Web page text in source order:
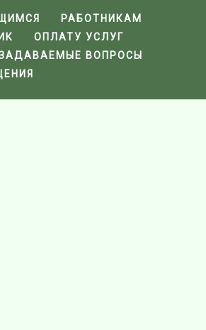
РАБОТНИКАМ
ОПЛАТУ УСЛУГ
ВОПРОСЫ